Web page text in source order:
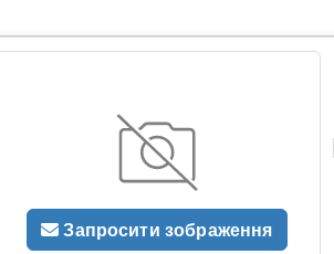
Запросити зображення